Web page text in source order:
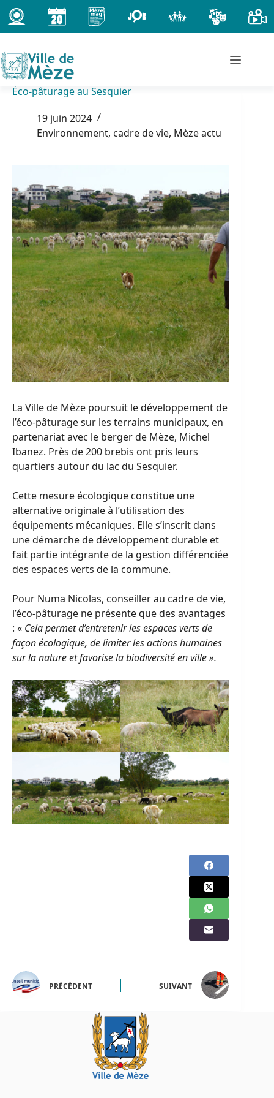
Passer
au
contenu
Éco-pâturage au Sesquier
19 juin 2024
Environnement, cadre de vie, Mèze actu
La Ville de Mèze poursuit le développement de
l’éco-pâturage sur les terrains municipaux, en
partenariat avec le berger de Mèze, Michel
Ibanez. Près de 200 brebis ont pris leurs
quartiers autour du lac du Sesquier.
Cette mesure écologique constitue une
alternative originale à l’utilisation des
équipements mécaniques. Elle s’inscrit dans
une démarche de développement durable et
fait partie intégrante de la gestion différenciée
des espaces verts de la commune.
Pour Numa Nicolas, conseiller au cadre de vie,
l’éco-pâturage ne présente que des avantages
: « Cela permet d’entretenir les espaces verts de
façon écologique, de limiter les actions humaines
sur la nature et favorise la biodiversité en ville ».
PRÉCÉDENT SUIVANT